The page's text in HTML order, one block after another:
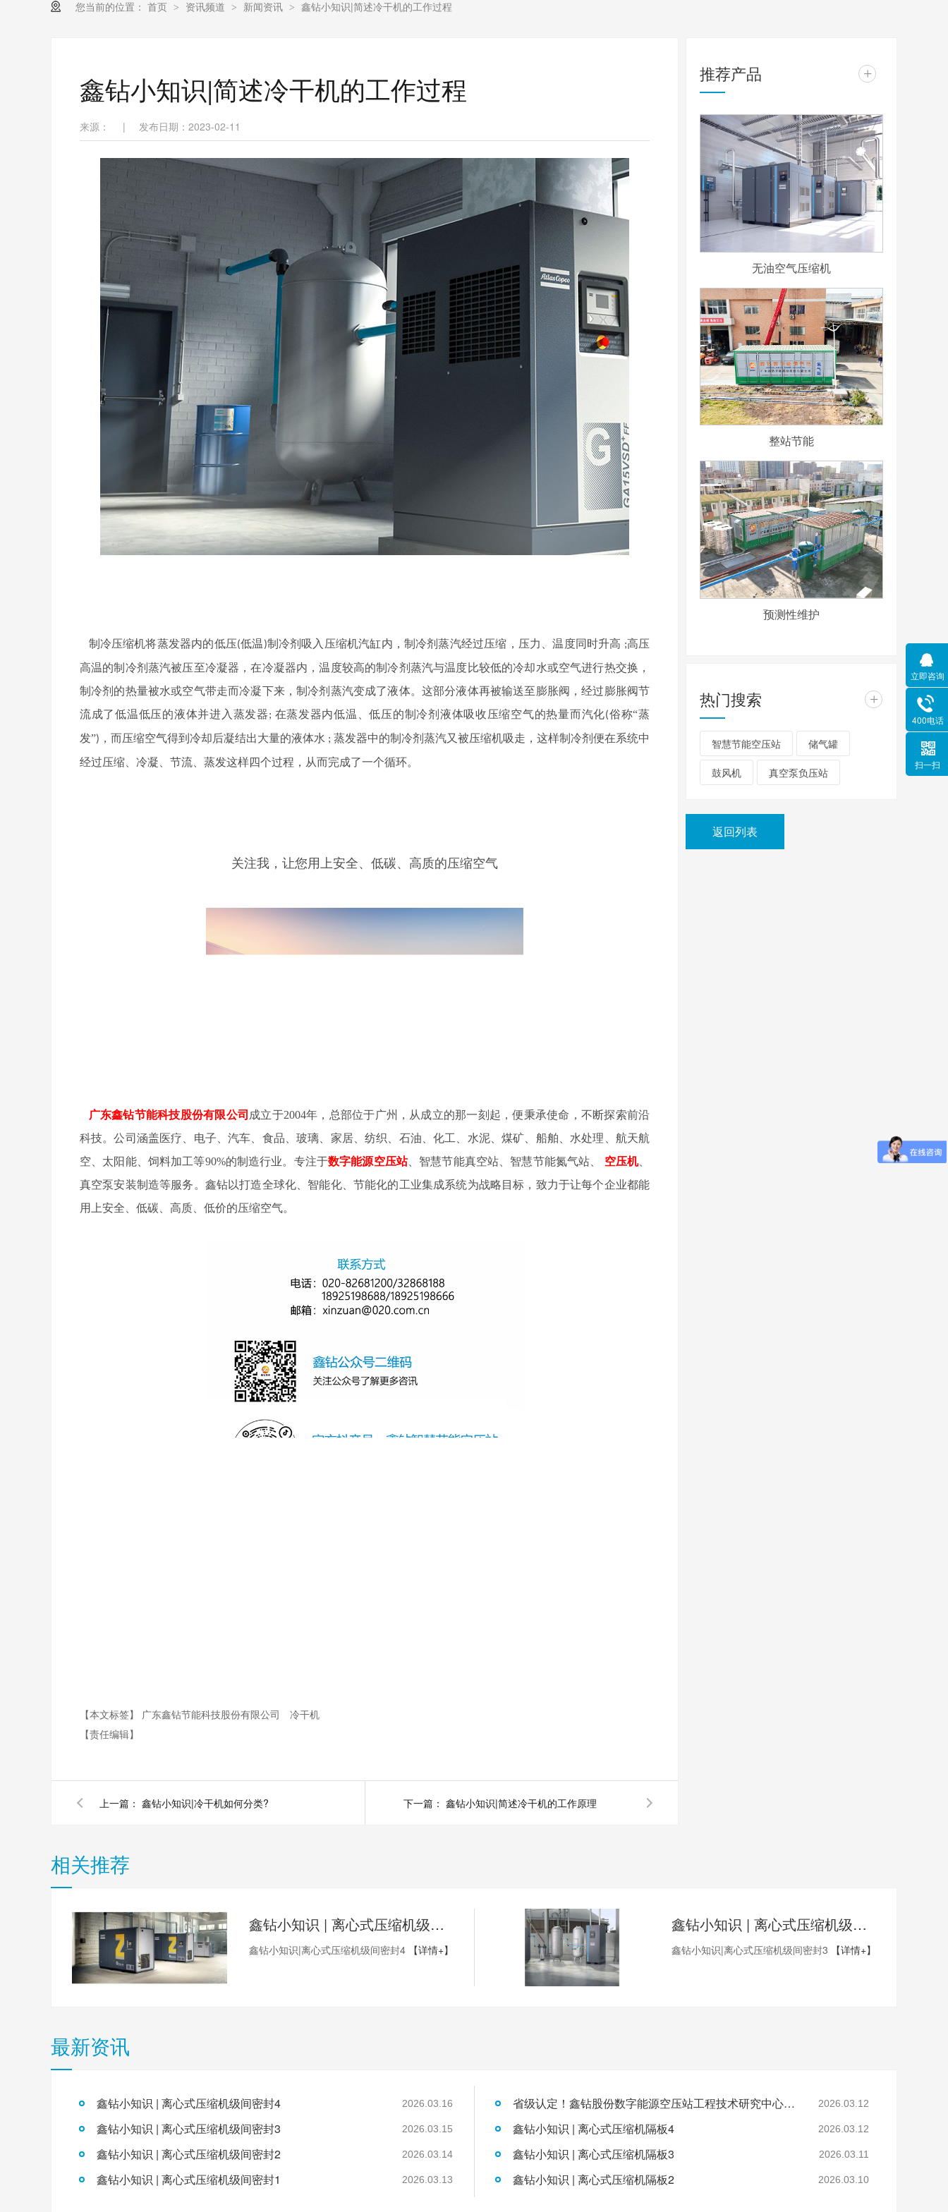
您当前的位置： 首页 > 资讯频道 > 新闻资讯 > 鑫钻小知识|简述冷干机的工作过程
鑫钻小知识|简述冷干机的工作过程
来源： | 发布日期：2023-02-11
制冷压缩机将蒸发器内的低压(低温)制冷剂吸入压缩机汽缸内，制冷剂蒸汽经过压缩，压力、温度同时升高 ;高压
高温的制冷剂蒸汽被压至冷凝器，在冷凝器内，温度较高的制冷剂蒸汽与温度比较低的冷却水或空气进行热交换，
制冷剂的热量被水或空气带走而冷凝下来，制冷剂蒸汽变成了液体。这部分液体再被输送至膨胀阀，经过膨胀阀节
流成了低温低压的液体并进入蒸发器; 在蒸发器内低温、低压的制冷剂液体吸收压缩空气的热量而汽化(俗称“蒸
发”) ，而压缩空气得到冷却后凝结出大量的液体水 ; 蒸发器中的制冷剂蒸汽又被压缩机吸走，这样制冷剂便在系统中
经过压缩、冷凝、节流、蒸发这样四个过程，从而完成了一个循环。
关注我，让您用上安全、低碳、高质的压缩空气
广东鑫钻节能科技股份有限公司 成立于2004年，总部位于广州，从成立的那一刻起，便秉承使命，不断探索前沿
科技。公司涵盖医疗、电子、汽车、食品、玻璃、家居、纺织、石油、化工、水泥、煤矿、船舶、水处理、航天航
空、太阳能、饲料加工等90%的制造行业。专注于数字能源空压站、智慧节能真空站、智慧节能氮气站、 空压机、
真空泵安装制造等服务。鑫钻以打造全球化、智能化、节能化的工业集成系统为战略目标，致力于让每个企业都能
用上安全、低碳、高质、低价的压缩空气。
【本文标签】 广东鑫钻节能科技股份有限公司
冷干机
【责任编辑】
上一篇： 鑫钻小知识|冷干机如何分类? 下一篇： 鑫钻小知识|简述冷干机的工作原理
推荐产品 +
无油空气压缩机
整站节能
预测性维护
热门搜索 +
智慧节能空压站 储气罐
鼓风机 真空泵负压站
返回列表
相关推荐
鑫钻小知识 | 离心式压缩机级间密封4
鑫钻小知识|离心式压缩机级间密封4 【详情+】
鑫钻小知识 | 离心式压缩机级间密封3
鑫钻小知识|离心式压缩机级间密封3 【详情+】
最新资讯
鑫钻小知识 | 离心式压缩机级间密封4 2026.03.16
鑫钻小知识 | 离心式压缩机级间密封3 2026.03.15
鑫钻小知识 | 离心式压缩机级间密封2 2026.03.14
鑫钻小知识 | 离心式压缩机级间密封1 2026.03.13
省级认定！鑫钻股份数字能源空压站工程技术研究中心正式获批 2026.03.12
鑫钻小知识 | 离心式压缩机隔板4 2026.03.12
鑫钻小知识 | 离心式压缩机隔板3 2026.03.11
鑫钻小知识 | 离心式压缩机隔板2 2026.03.10
立即咨询
400电话
扫一扫